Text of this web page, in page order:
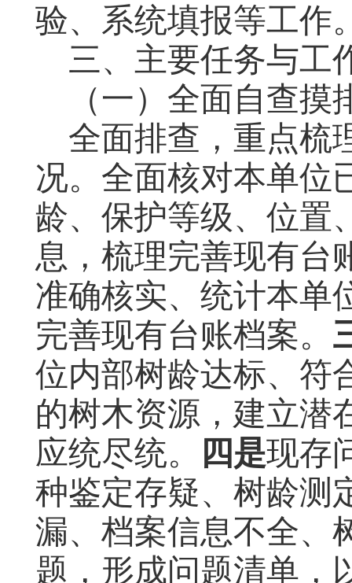
验、系统填报等工作
三、主要任务与工
（一）全面自查摸
全面排查， 重点梳
况。全面核对本单位
龄、保护等级、位置
息，梳理完善现有台
准确核实、统计本单
完善现有台账档案。
位内部树龄达标、符
的树木资源，建立潜
应统尽统。
四是现存
种鉴定存疑、树龄测
漏、档案信息不全、
题，形成问题清单，